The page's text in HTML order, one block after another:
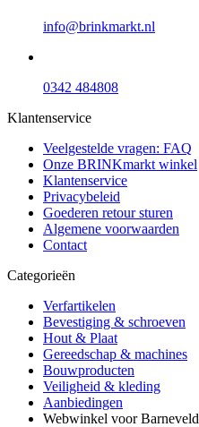
info@brinkmarkt.nl
0342 484808
Klantenservice
Veelgestelde vragen: FAQ
Onze BRINKmarkt winkel
Klantenservice
Privacybeleid
Goederen retour sturen
Algemene voorwaarden
Contact
Categorieën
Verfartikelen
Bevestiging & schroeven
Hout & Plaat
Gereedschap & machines
Bouwproducten
Veiligheid & kleding
Aanbiedingen
Webwinkel voor Barneveld